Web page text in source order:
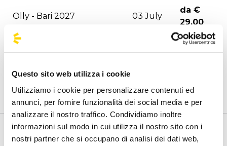
Questo sito web utilizza i cookie
Utilizziamo i cookie per personalizzare contenuti ed
annunci, per fornire funzionalità dei social media e per
analizzare il nostro traffico. Condividiamo inoltre
informazioni sul modo in cui utilizza il nostro sito con i
nostri partner che si occupano di analisi dei dati web,
Olly - Bari 2027 03 July
da €
29.00
da €
Ultimo - Bari 2027 06 July
da €
29.00
Karol G - Milano 2027 24 July
Benvenuto nella pagina delle agenzie ufficiali di